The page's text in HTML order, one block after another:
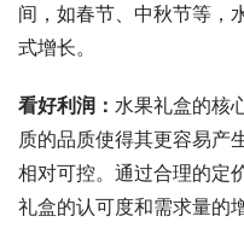
间，如春节、中秋节等，
式增长。
看好利润： 水果礼盒的核
质的品质使得其更容易产
相对可控。通过合理的定
礼盒的认可度和需求量的